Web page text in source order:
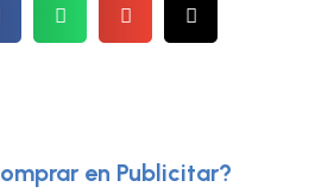
en Publicitar?